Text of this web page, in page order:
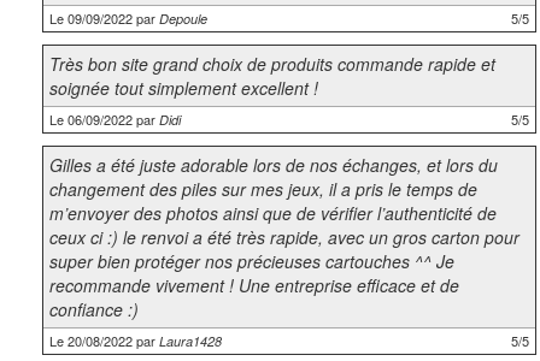
Le 09/09/2022 par Depoule 5/5
Très bon site grand choix de produits commande rapide et
soignée tout simplement excellent !
Le 06/09/2022 par Didi 5/5
Gilles a été juste adorable lors de nos échanges, et lors du
changement des piles sur mes jeux, il a pris le temps de
m’envoyer des photos ainsi que de vérifier l’authenticité de
ceux ci :) le renvoi a été très rapide, avec un gros carton pour
super bien protéger nos précieuses cartouches ^^ Je
recommande vivement ! Une entreprise efficace et de
confiance :)
Le 20/08/2022 par Laura1428 5/5